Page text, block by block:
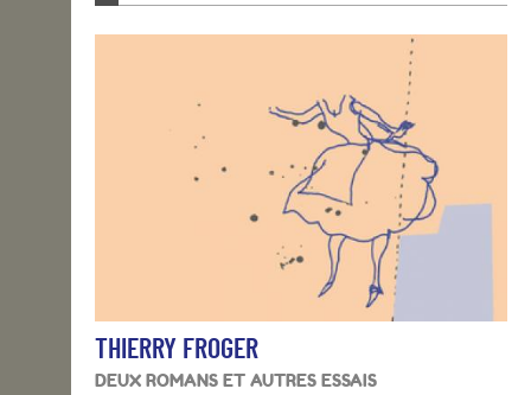
THIERRY FROGER
DEUX ROMANS ET AUTRES ESSAIS